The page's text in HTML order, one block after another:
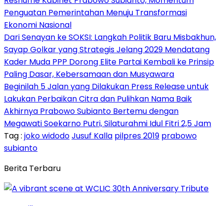
Penguatan Pemerintahan Menuju Transformasi
Ekonomi Nasional
Dari Senayan ke SOKSI: Langkah Politik Baru Misbakhun,
Sayap Golkar yang Strategis Jelang 2029 Mendatang
Kader Muda PPP Dorong Elite Partai Kembali ke Prinsip
Paling Dasar, Kebersamaan dan Musyawara
Beginilah 5 Jalan yang Dilakukan Press Release untuk
Lakukan Perbaikan Citra dan Pulihkan Nama Baik
Akhirnya Prabowo Subianto Bertemu dengan
Megawati Soekarno Putri, Silaturahmi Idul Fitri 2,5 Jam
Tag : joko widodoJusuf Kalla pilpres 2019 prabowo
subianto
Berita Terbaru